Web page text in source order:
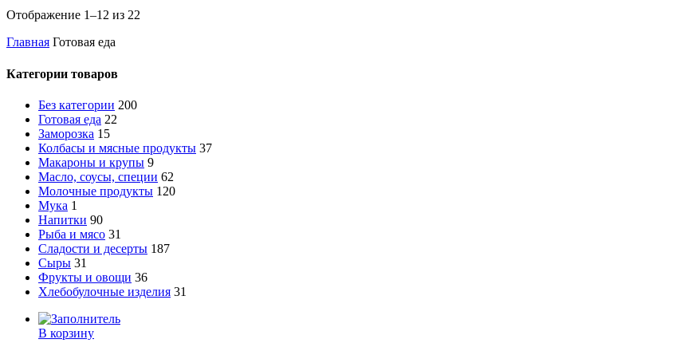
Отображение 1–12 из 22
Главная Готовая еда
Категории товаров
Без категории 200
Готовая еда 22
Заморозка 15
Колбасы и мясные продукты 37
Макароны и крупы 9
Масло, соусы, специи 62
Молочные продукты 120
Мука 1
Напитки 90
Рыба и мясо 31
Сладости и десерты 187
Сыры 31
Фрукты и овощи 36
Хлебобулочные изделия 31
В корзину